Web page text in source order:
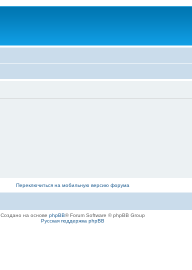
Переключиться на мобильную версию форума
Создано на основе phpBB® Forum Software © phpBB Group
Русская поддержка phpBB